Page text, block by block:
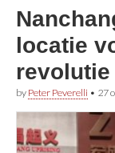
locatie
revolutie
by Peter Peverelli • 27